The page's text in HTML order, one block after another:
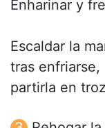
Enharinar y
Escaldar la
tras
partirla en